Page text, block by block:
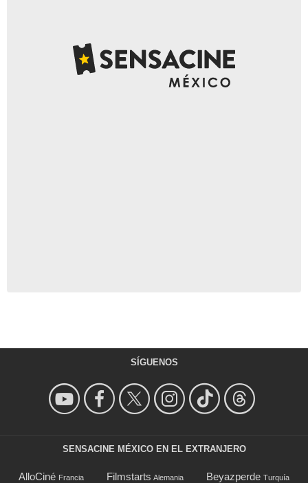
SÍGUENOS
SENSACINE MÉXICO EN EL EXTRANJERO
AlloCiné Francia Filmstarts Alemania Beyazperde Turquía